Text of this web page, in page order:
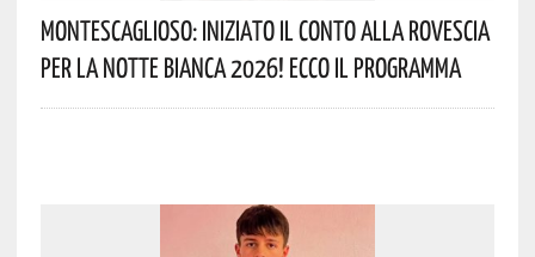
Montescaglioso: Iniziato Il Conto Alla Rovescia
Per La Notte Bianca 2026! Ecco Il Programma